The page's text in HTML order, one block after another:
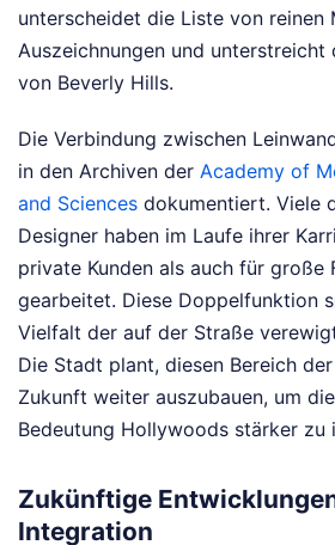
unterscheidet die Liste von reinen
Auszeichnungen und
von Beverly Hills.
Die Verbindung zwischen
in den Archiven der Academy of
and Sciences dokumentiert. Viele
Designer haben im Laufe ihrer
private Kunden als auch für große
gearbeitet. Diese Doppelfunktion
Vielfalt der auf der Straße
Die Stadt plant, diesen Bereich
Zukunft weiter auszubauen, um
Bedeutung Hollywoods stärker zu
Zukünftige
Integration